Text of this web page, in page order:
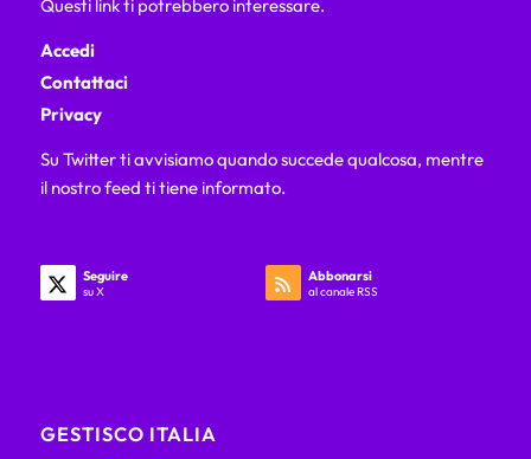
Questi link ti potrebbero interessare.
Accedi
Contattaci
Privacy
Su Twitter ti avvisiamo quando succede qualcosa, mentre
il nostro feed ti tiene informato.
Seguire
su X
Abbonarsi
al canale RSS
GESTISCO ITALIA